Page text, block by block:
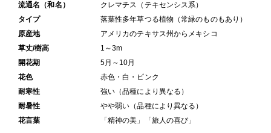
流通名（和名）
クレマチス（テキセンシス系）
タイプ
落葉性多年草つる植物（常緑のものもあり）
原産地
アメリカのテキサス州からメキシコ
草丈/樹高
1～3m
開花期
5月～10月
花色
赤色・白・ピンク
耐寒性
強い（品種により異なる）
耐暑性
やや弱い（品種により異なる）
花言葉
「精神の美」「旅人の喜び」